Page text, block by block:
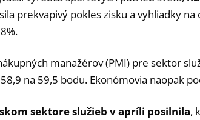
prekvapivý pokles zisku a vyhliadky
manažérov (PMI) pre sektor
na 59,5 bodu. Ekonómovia naopak
sektore služieb v apríli posilnila,